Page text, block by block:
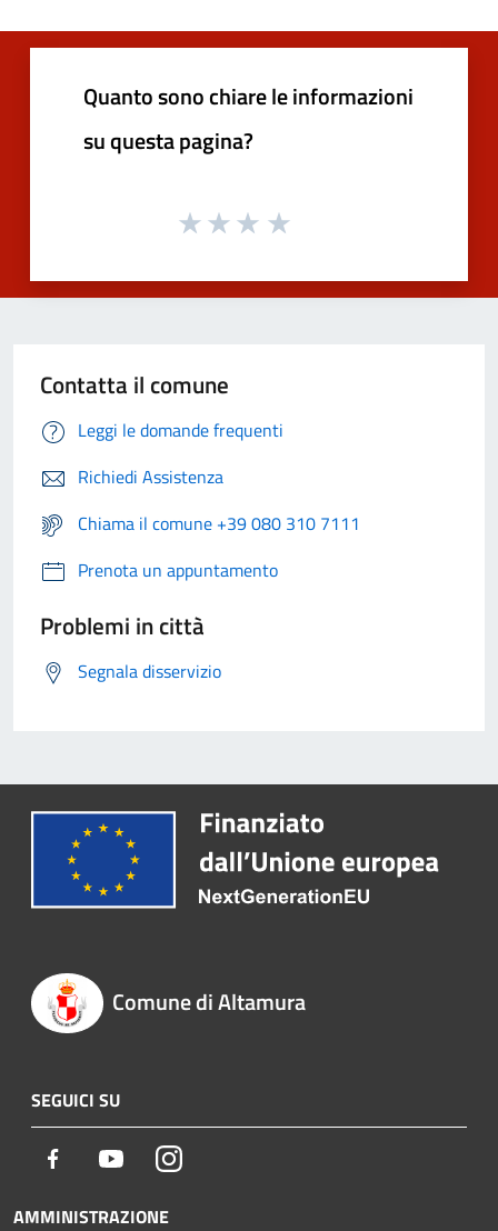
Quanto sono chiare le informazioni
su questa pagina?
Contatta il comune
Leggi le domande frequenti
Richiedi Assistenza
Chiama il comune +39 080 310 7111
Prenota un appuntamento
Problemi in città
Segnala disservizio
Comune di Altamura
SEGUICI SU
Facebook YoutubeInstagram
AMMINISTRAZIONE